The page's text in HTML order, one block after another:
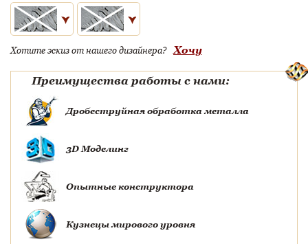
Хотите эскиз от нашего дизайнера? Хочу
Преимущества работы с нами:
Дробеструйная обработка металла
3D Моделинг
Опытные конструктора
Кузнецы мирового уровня